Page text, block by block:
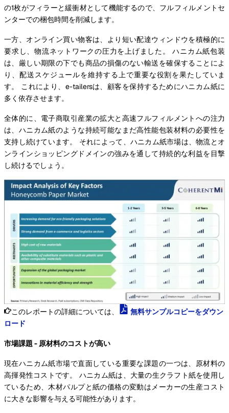
の1枚がフィラーと緩衝材として機能するので、フルフィルメントセ
ンターでの梱包時間を削減します。
一方、オンライン買い物客は、より短い配達ウィンドウを積極的に
要求し、物流ネットワークの圧力を上げました。 ハニカム紙包装
は、厳しい期限の下でも商品の損傷のない輸送を確保することによ
り、配送スケジュールを維持する上で重要な役割を果たしていま
す。 これにより、e-tailersは、顧客を保持するためにハニカム紙に
多く依存させます。
全体的に、電子商取引産業の拡大と高速フルフィルメントへの注力
は、ハニカム紙のような持続可能なまだ高性能包装材料の必要性を
支持し続けています。 それによって、ハニカム紙市場は、物流とオ
ンラインショッピングドメインの強みを通して持続的な利益を目撃
し続けるでしょう。
このレポートの詳細については、
無料サンプルコピーをダウン
ロード
市場課題 - 原材料のコストが高い
現在ハニカム紙市場で直面している重要な課題の一つは、原材料の
高揮発性コストです。 ハニカム紙は、大量の生クラフト紙を使用し
ているため、木材パルプと紙の価格の変動はメーカーの生産コスト
に大きな影響を与える可能性があります。